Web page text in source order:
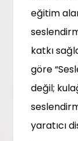
eğitim
katkı
göre
değil;
yaratıcı